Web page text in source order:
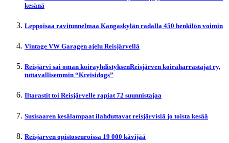
kesänä
Leppoisaa ravitunnelmaa Kangaskylän radalla 450 henkilön voimin
Vintage VW Garagen ajelu Reisjärvellä
Reisjärvi sai oman koirayhdistyksenReisjärven koiraharrastajat ry,
tuttavallisemmin “Kreisidogs”
Iltarastit toi Reisjärvelle rapiat 72 suunnistajaa
Susisaaren kesälampaat ilahduttavat reisjärvisiä jo toista kesää
Reisjärven opistoseuroissa 19 000 kävijää